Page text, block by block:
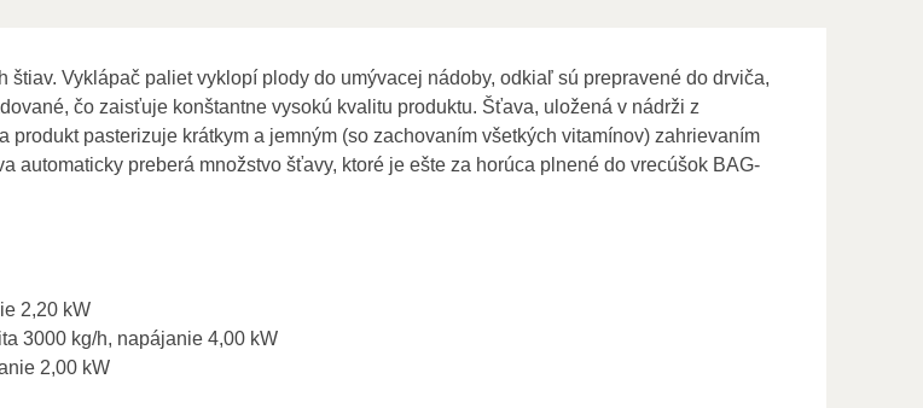
Vyklápač paliet vyklopí plody do umývacej nádoby, odkiaľ sú prepravené do drviča,
čo zaisťuje konštantne vysokú kvalitu produktu. Šťava, uložená v nádrži z
pasterizuje krátkym a jemným (so zachovaním všetkých vitamínov) zahrievaním
automaticky preberá množstvo šťavy, ktoré je ešte za horúca plnené do vrecúšok BAG-
2,20 kW
3000 kg/h, napájanie 4,00 kW
2,00 kW